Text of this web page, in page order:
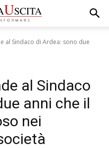
al Sindaco di Ardea: sono due
al Sindaco
anni che il
nei